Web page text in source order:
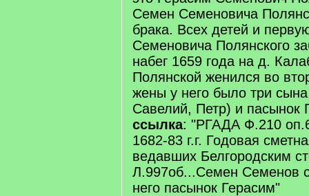
Семен Семеновича
брака. Всех детей и
Семеновича Полянского
набег 1659 года на д.
Полянской женился во
жены у него было три
Савелий, Петр) и пасынок
ссылка: "РГАДА Ф.210
1682-83 г.г. Годовая
ведавших Белгородским
Л.997об...Семен Семенов
него пасынок Герасим"